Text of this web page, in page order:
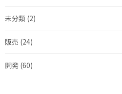
未分類 (2)
販売 (24)
開発 (60)